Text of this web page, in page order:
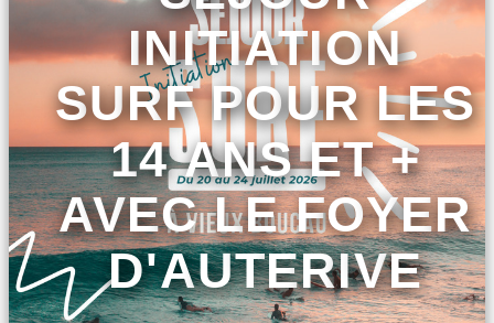
INITIATION
SURF POUR LES
14 ANS ET +
AVEC LE FOYER
D'AUTERIVE